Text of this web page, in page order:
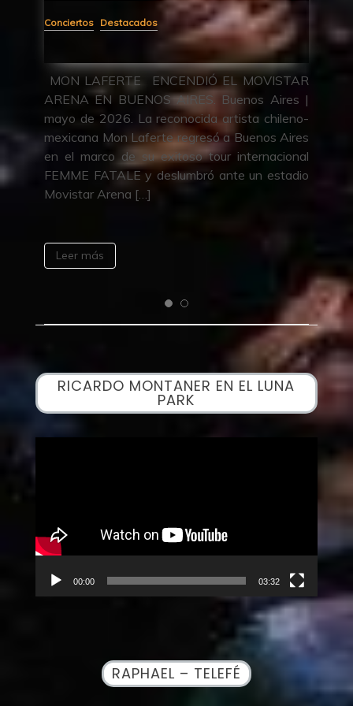
Conciertos Destacados
MON LAFERTE ENCENDIÓ EL MOVISTAR
ARENA EN BUENOS AIRES. Buenos Aires |
mayo de 2026. La reconocida artista chileno-
mexicana Mon Laferte regresó a Buenos Aires
en el marco de su exitoso tour internacional
FEMME FATALE y deslumbró ante un estadio
Movistar Arena […]
Leer más
RICARDO MONTANER EN EL LUNA
PARK
00:00 03:32
RAPHAEL – TELEFÉ